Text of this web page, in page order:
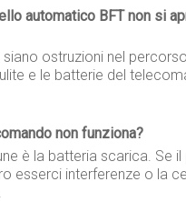
automatico BFT non si
ostruzioni nel
e le batterie del
non funziona?
è la batteria scarica. Se
esserci interferenze o la